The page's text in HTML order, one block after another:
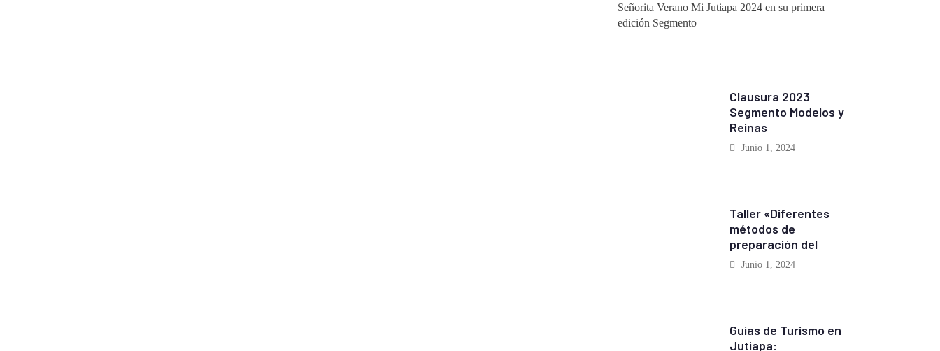
Señorita Verano Mi Jutiapa 2024 en su primera
edición Segmento
Clausura 2023
Segmento Modelos y
Reinas
Junio 1, 2024
Taller «Diferentes
métodos de
preparación del
Junio 1, 2024
Guías de Turismo en
Jutiapa: